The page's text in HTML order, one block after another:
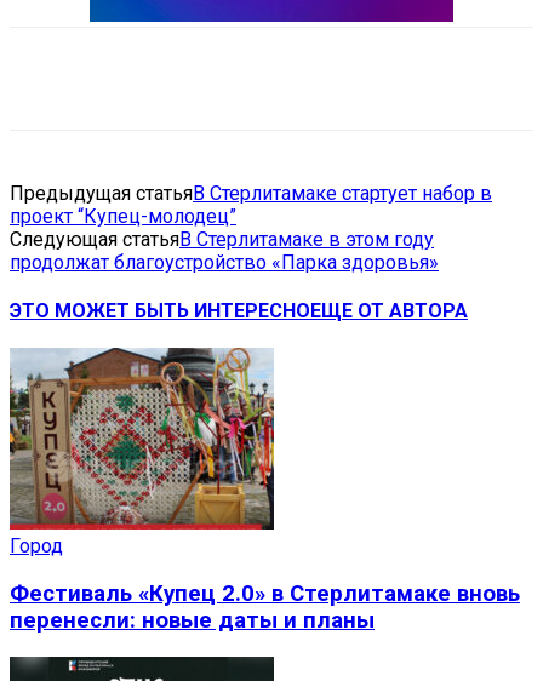
Предыдущая статьяВ Стерлитамаке стартует набор в
проект “Купец-молодец”
Следующая статьяВ Стерлитамаке в этом году
продолжат благоустройство «Парка здоровья»
ЭТО МОЖЕТ БЫТЬ ИНТЕРЕСНОЕЩЕ ОТ АВТОРА
Город
Фестиваль «Купец 2.0» в Стерлитамаке вновь
перенесли: новые даты и планы